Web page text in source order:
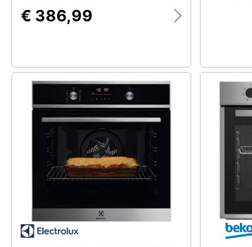
€ 386,99